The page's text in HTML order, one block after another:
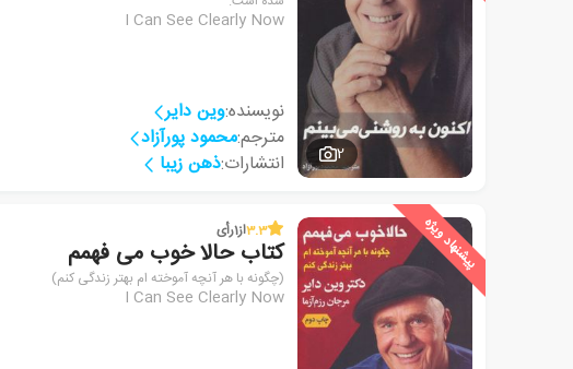
2
I Can See Clearly Now
نویسنده:وین دایر
مترجم:محمود پورآزاد
انتشارات:ذهن زیبا
پیشنهاد ویژه 3.3از1رأی
کتاب حالا خوب می فهمم
(چگونه با هر آنچه آموخته ام بهتر زندگی کنم)
I Can See Clearly Now